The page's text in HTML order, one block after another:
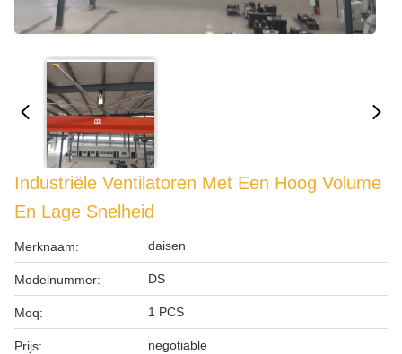
Industriële Ventilatoren Met Een Hoog Volume
En Lage Snelheid
Merknaam: daisen
Modelnummer: DS
Moq: 1 PCS
Prijs: negotiable